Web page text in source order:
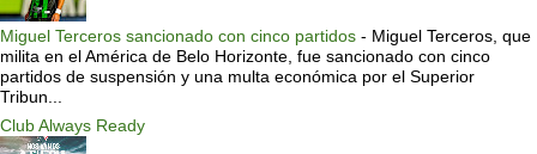
Miguel Terceros sancionado con cinco partidos - Miguel Terceros, que
milita en el América de Belo Horizonte, fue sancionado con cinco
partidos de suspensión y una multa económica por el Superior
Tribun...
Club Always Ready